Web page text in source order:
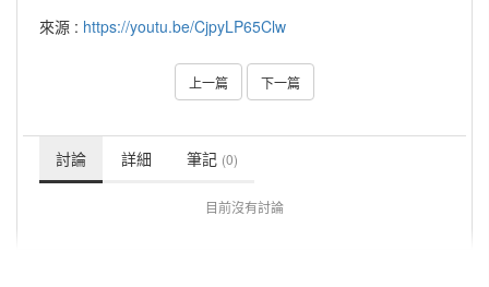
來源 : https://youtu.be/CjpyLP65Clw
上一篇 下一篇
討論 詳細 筆記 (0)
目前沒有討論